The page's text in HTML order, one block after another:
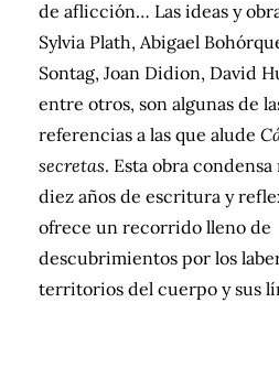
de aflicción… Las ideas y
Sylvia Plath, Abigael
Sontag, Joan Didion, David
entre otros, son algunas de
referencias a las que alude
secretas. Esta obra condensa
diez años de escritura y
ofrece un recorrido lleno de
descubrimientos por los
territorios del cuerpo y sus